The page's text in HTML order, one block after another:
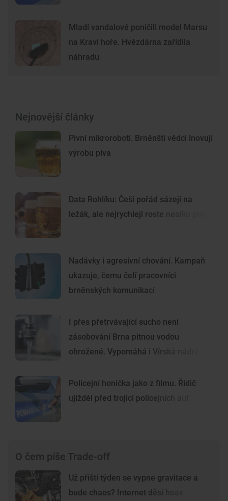
Mladí vandalové poničili model Marsu
na Kraví hoře. Hvězdárna zařídila
náhradu
Nejnovější články
Pivní mikroroboti. Brněnští vědci inovují
výrobu piva
Data Rohlíku: Češi pořád sázejí na
ležák, ale nejrychleji roste nealko pivo
Nadávky i agresivní chování. Kampaň
ukazuje, čemu čelí pracovníci
brněnských komunikací
I přes přetrvávající sucho není
zásobování Brna pitnou vodou
ohrožené. Vypomáhá i Vírská nádrž
Policejní honička jako z filmu. Řidič
ujížděl před trojicí policejních aut
O čem píše Trade-off
Už příští týden se vypne gravitace a
bude chaos? Internet děsí hoax